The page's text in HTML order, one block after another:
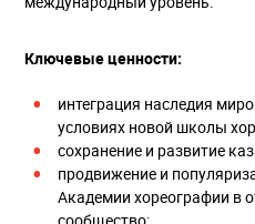
Ключевые ценности:
интеграция наследия
условиях новой школы
сохранение и развитие
продвижение и
Академии хореографии в